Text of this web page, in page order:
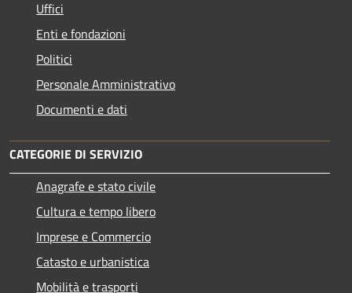
Uffici
Enti e fondazioni
Politici
Personale Amministrativo
Documenti e dati
CATEGORIE DI SERVIZIO
Anagrafe e stato civile
Cultura e tempo libero
Imprese e Commercio
Catasto e urbanistica
Mobilità e trasporti